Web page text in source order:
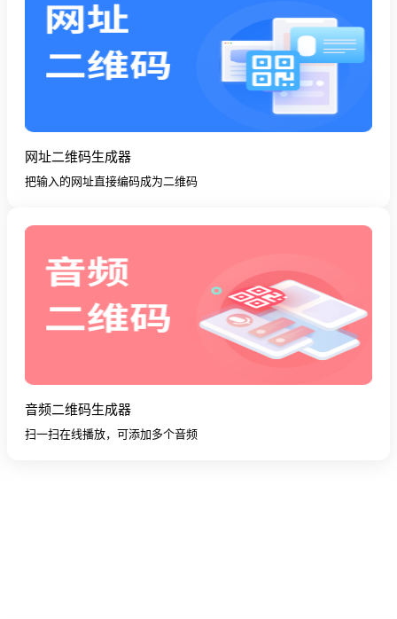
网址二维码生成器
把输入的网址直接编码成为二维码
音频二维码生成器
扫一扫在线播放，可添加多个音频